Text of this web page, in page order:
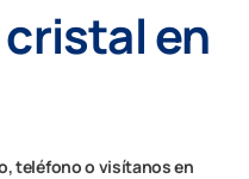
en
teléfono o visítanos en